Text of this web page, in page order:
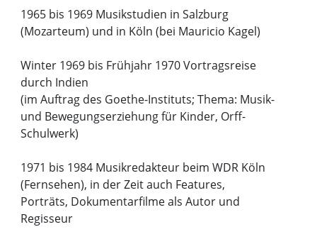
1965 bis 1969 Musikstudien in Salzburg
(Mozarteum) und in Köln (bei Mauricio Kagel)
Winter 1969 bis Frühjahr 1970 Vortragsreise
durch Indien
(im Auftrag des Goethe-Instituts; Thema: Musik-
und Bewegungserziehung für Kinder, Orff-
Schulwerk)
1971 bis 1984 Musikredakteur beim WDR Köln
(Fernsehen), in der Zeit auch Features,
Porträts, Dokumentarfilme als Autor und
Regisseur